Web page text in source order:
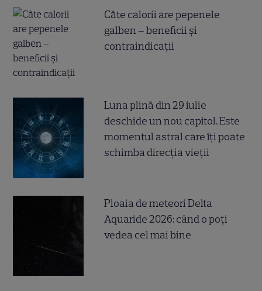
Câte calorii are pepenele
galben – beneficii și
contraindicații
Luna plină din 29 iulie
deschide un nou capitol. Este
momentul astral care îți poate
schimba direcția vieții
Ploaia de meteori Delta
Aquaride 2026: când o poți
vedea cel mai bine